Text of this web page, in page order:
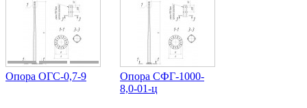
Опора ОГС-0,7-9
Опора СФГ-1000-
8,0-01-ц